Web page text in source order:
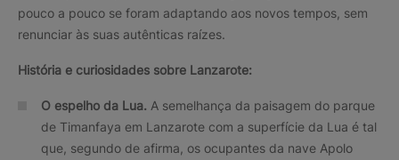
pouco a pouco se foram adaptando aos novos tempos, sem
renunciar às suas autênticas raízes.
História e curiosidades sobre Lanzarote:
O espelho da Lua. A semelhança da paisagem do parque
de Timanfaya em Lanzarote com a superfície da Lua é tal
que, segundo de afirma, os ocupantes da nave Apolo